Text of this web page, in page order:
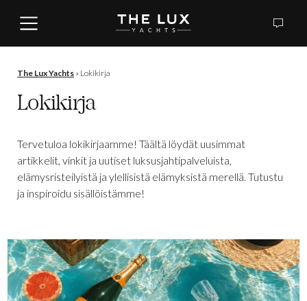
The Lux Yachts » Lokikirja
Lokikirja
Tervetuloa lokikirjaamme! Täältä löydät uusimmat
artikkelit, vinkit ja uutiset luksusjahtipalveluista,
elämysristeilyistä ja ylellisistä elämyksistä merellä. Tutustu
ja inspiroidu sisällöistämme!